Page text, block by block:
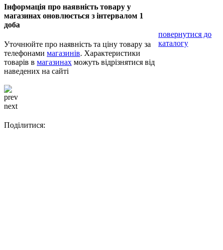
Інформація про наявність товару у
магазинах оновлюється з інтервалом 1
доба
Уточнюйте про наявність та ціну товару за
телефонами магазинів. Характеристики
товарів в магазинах можуть відрізнятися від
наведених на сайті
повернутися до
каталогу
prev
next
Поділитися: